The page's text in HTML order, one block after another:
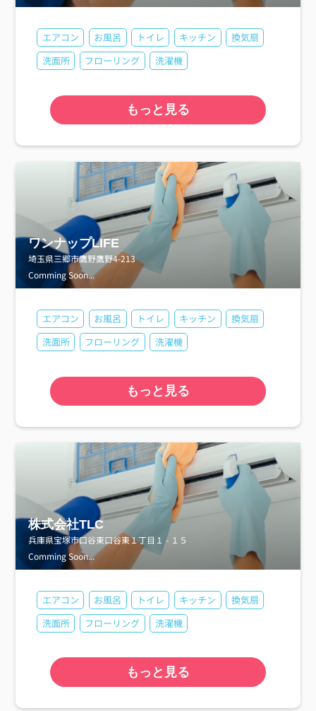
エアコン お風呂 トイレ キッチン
換気扇
洗面所
フローリング 洗濯機
もっと見る
ワンナップLIFE
埼玉県三郷市鷹野鷹野4-213
Comming Soon...
エアコン お風呂 トイレ キッチン
換気扇
洗面所
フローリング 洗濯機
もっと見る
株式会社TLC
兵庫県宝塚市口谷東口谷東１丁目１ - １５
Comming Soon...
エアコン お風呂 トイレ キッチン
換気扇
洗面所
フローリング 洗濯機
もっと見る